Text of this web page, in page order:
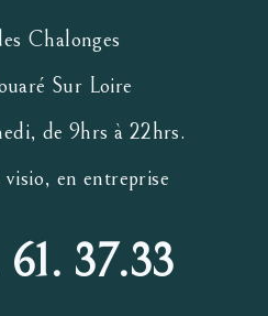
Chalonges
Sur Loire
de 9hrs à 22hrs.
en entreprise
37.33